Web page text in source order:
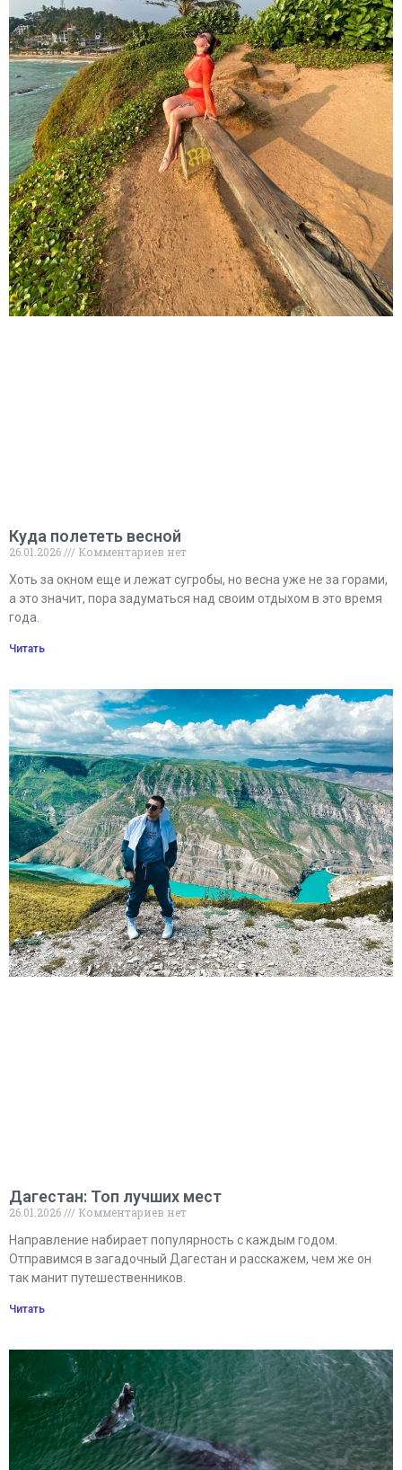
Куда полететь весной
26.01.2026
Комментариев нет
Хоть за окном еще и лежат сугробы, но весна уже не за горами,
а это значит, пора задуматься над своим отдыхом в это время
года.
Читать
Дагестан: Топ лучших мест
26.01.2026
Комментариев нет
Направление набирает популярность с каждым годом.
Отправимся в загадочный Дагестан и расскажем, чем же он
так манит путешественников.
Читать